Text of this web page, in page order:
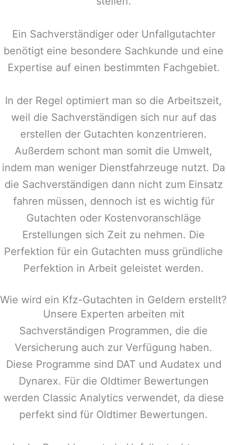
Ein Sachverständiger oder Unfallgutachter
benötigt eine besondere Sachkunde und eine
Expertise auf einen bestimmten Fachgebiet.
In der Regel optimiert man so die Arbeitszeit,
weil die Sachverständigen sich nur auf das
erstellen der Gutachten konzentrieren.
Außerdem schont man somit die Umwelt,
indem man weniger Dienstfahrzeuge nutzt. Da
die Sachverständigen dann nicht zum Einsatz
fahren müssen, dennoch ist es wichtig für
Gutachten oder Kostenvoranschläge
Erstellungen sich Zeit zu nehmen. Die
Perfektion für ein Gutachten muss gründliche
Perfektion in Arbeit geleistet werden.
Wie wird ein Kfz-Gutachten in Geldern erstellt?
Unsere Experten arbeiten mit
Sachverständigen Programmen, die die
Versicherung auch zur Verfügung haben.
Diese Programme sind DAT und Audatex und
Dynarex. Für die Oldtimer Bewertungen
werden Classic Analytics verwendet, da diese
perfekt sind für Oldtimer Bewertungen.